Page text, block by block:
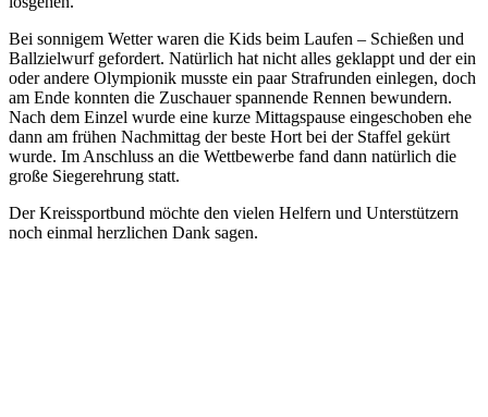
Bei sonnigem Wetter waren die Kids beim Laufen – Schießen und
Ballzielwurf gefordert. Natürlich hat nicht alles geklappt und der ein
oder andere Olympionik musste ein paar Strafrunden einlegen, doch
am Ende konnten die Zuschauer spannende Rennen bewundern.
Nach dem Einzel wurde eine kurze Mittagspause eingeschoben ehe
dann am frühen Nachmittag der beste Hort bei der Staffel gekürt
wurde. Im Anschluss an die Wettbewerbe fand dann natürlich die
große Siegerehrung statt.
Der Kreissportbund möchte den vielen Helfern und Unterstützern
noch einmal herzlichen Dank sagen.